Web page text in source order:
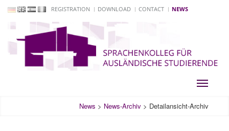
REGISTRATION DOWNLOAD CONTACT NEWS
Toggle
News > News-Archiv > Detailansicht-Archiv